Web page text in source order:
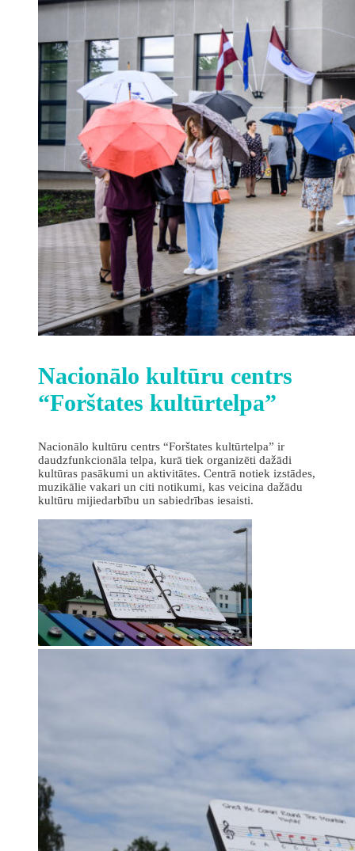
Nacionālo kultūru centrs
“Forštates kultūrtelpa”
Nacionālo kultūru centrs “Forštates kultūrtelpa” ir
daudzfunkcionāla telpa, kurā tiek organizēti dažādi
kultūras pasākumi un aktivitātes. Centrā notiek izstādes,
muzikālie vakari un citi notikumi, kas veicina dažādu
kultūru mijiedarbību un sabiedrības iesaisti.